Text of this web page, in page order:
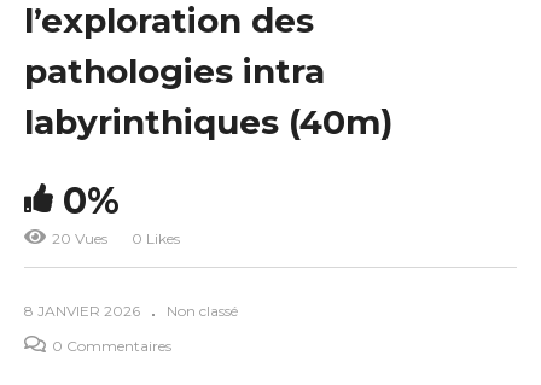
l’exploration des
pathologies intra
labyrinthiques (40m)
0%
20 Vues 0 Likes
8 JANVIER 2026
Non classé
0 Commentaires